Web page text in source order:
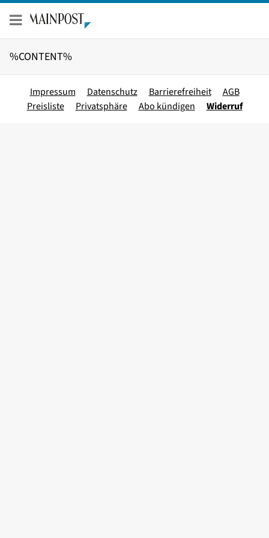
Zum
Inhalt
springen
%CONTENT%
Impressum Datenschutz Barrierefreiheit
AGB
Preisliste
Privatsphäre Abo kündigen Widerruf